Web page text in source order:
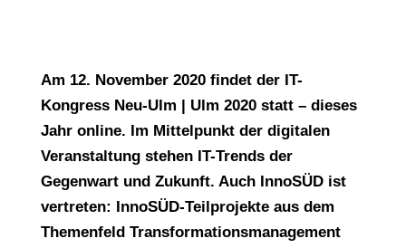
Am 12. November 2020 findet der IT-
Kongress Neu-Ulm | Ulm 2020 statt – dieses
Jahr online. Im Mittelpunkt der digitalen
Veranstaltung stehen IT-Trends der
Gegenwart und Zukunft. Auch InnoSÜD ist
vertreten: InnoSÜD-Teilprojekte aus dem
Themenfeld Transformationsmanagement